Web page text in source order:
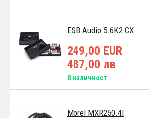
ESB Audio 5.6K2 CX
249,00 EUR
487,00 лв
В наличност
Morel MXR250.4I